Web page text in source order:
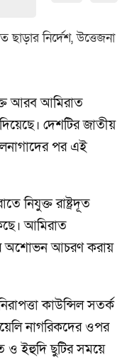
আরব আমিরাত
দেশটির জাতীয়
পর এই
নিযুক্ত রাষ্ট্রদূত
আমিরাত
অশোভন আচরণ করায়
কাউন্সিল সতর্ক
নাগরিকদের ওপর
ও ইহুদি ছুটির সময়ে